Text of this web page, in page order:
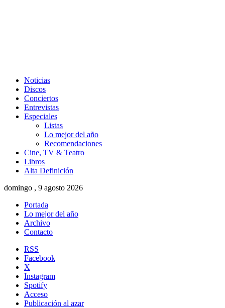
Noticias
Discos
Conciertos
Entrevistas
Especiales
Listas
Lo mejor del año
Recomendaciones
Cine, TV & Teatro
Libros
Alta Definición
domingo , 9 agosto 2026
Portada
Lo mejor del año
Archivo
Contacto
RSS
Facebook
X
Instagram
Spotify
Acceso
Publicación al azar